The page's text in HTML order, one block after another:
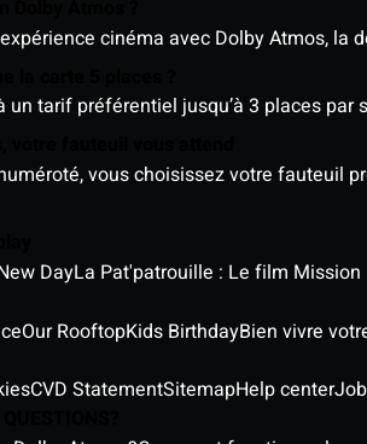
cinéma avec Dolby Atmos,
un tarif préférentiel jusqu’à 3 places
vous choisissez votre fauteuil
DayLa Pat'patrouille : Le film Mission
Our RooftopKids BirthdayBien vivre
CVD StatementSitemapHelp center